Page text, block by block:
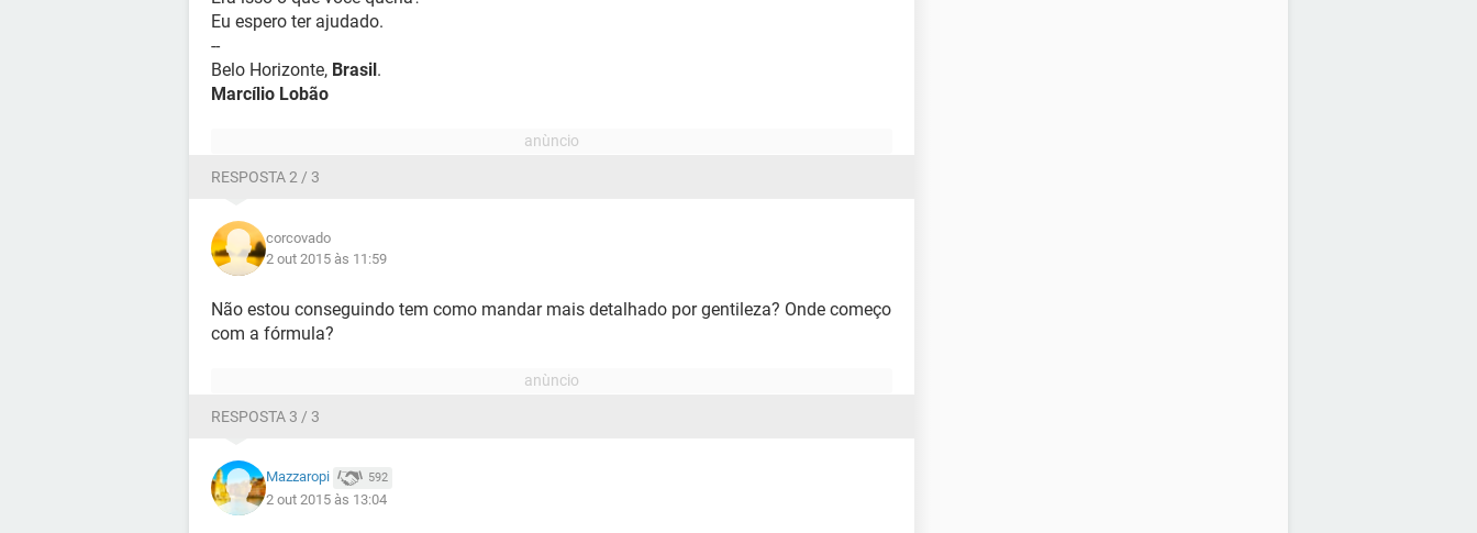
Eu espero ter ajudado.
--
Belo Horizonte, Brasil.
Marcílio Lobão
RESPOSTA 2 / 3
corcovado
2 out 2015 às 11:59
Não estou conseguindo tem como mandar mais detalhado por gentileza? Onde começo
com a fórmula?
RESPOSTA 3 / 3
Mazzaropi 592
2 out 2015 às 13:04